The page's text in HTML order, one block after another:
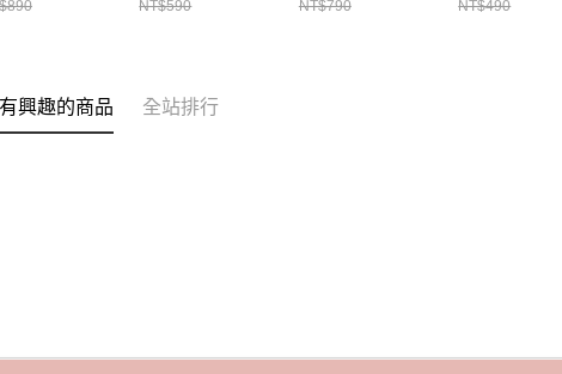
NT$590 NT$790 NT$490
興趣的商品 全站排行